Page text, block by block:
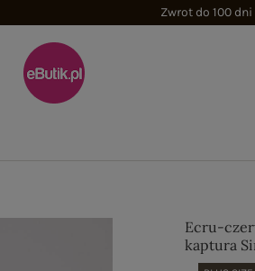
Zwrot do 100 dni
Ecru-
kaptura